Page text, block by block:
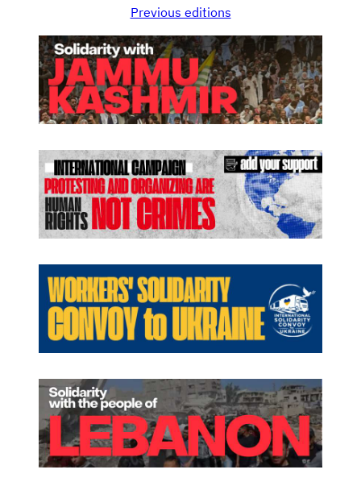
Previous editions